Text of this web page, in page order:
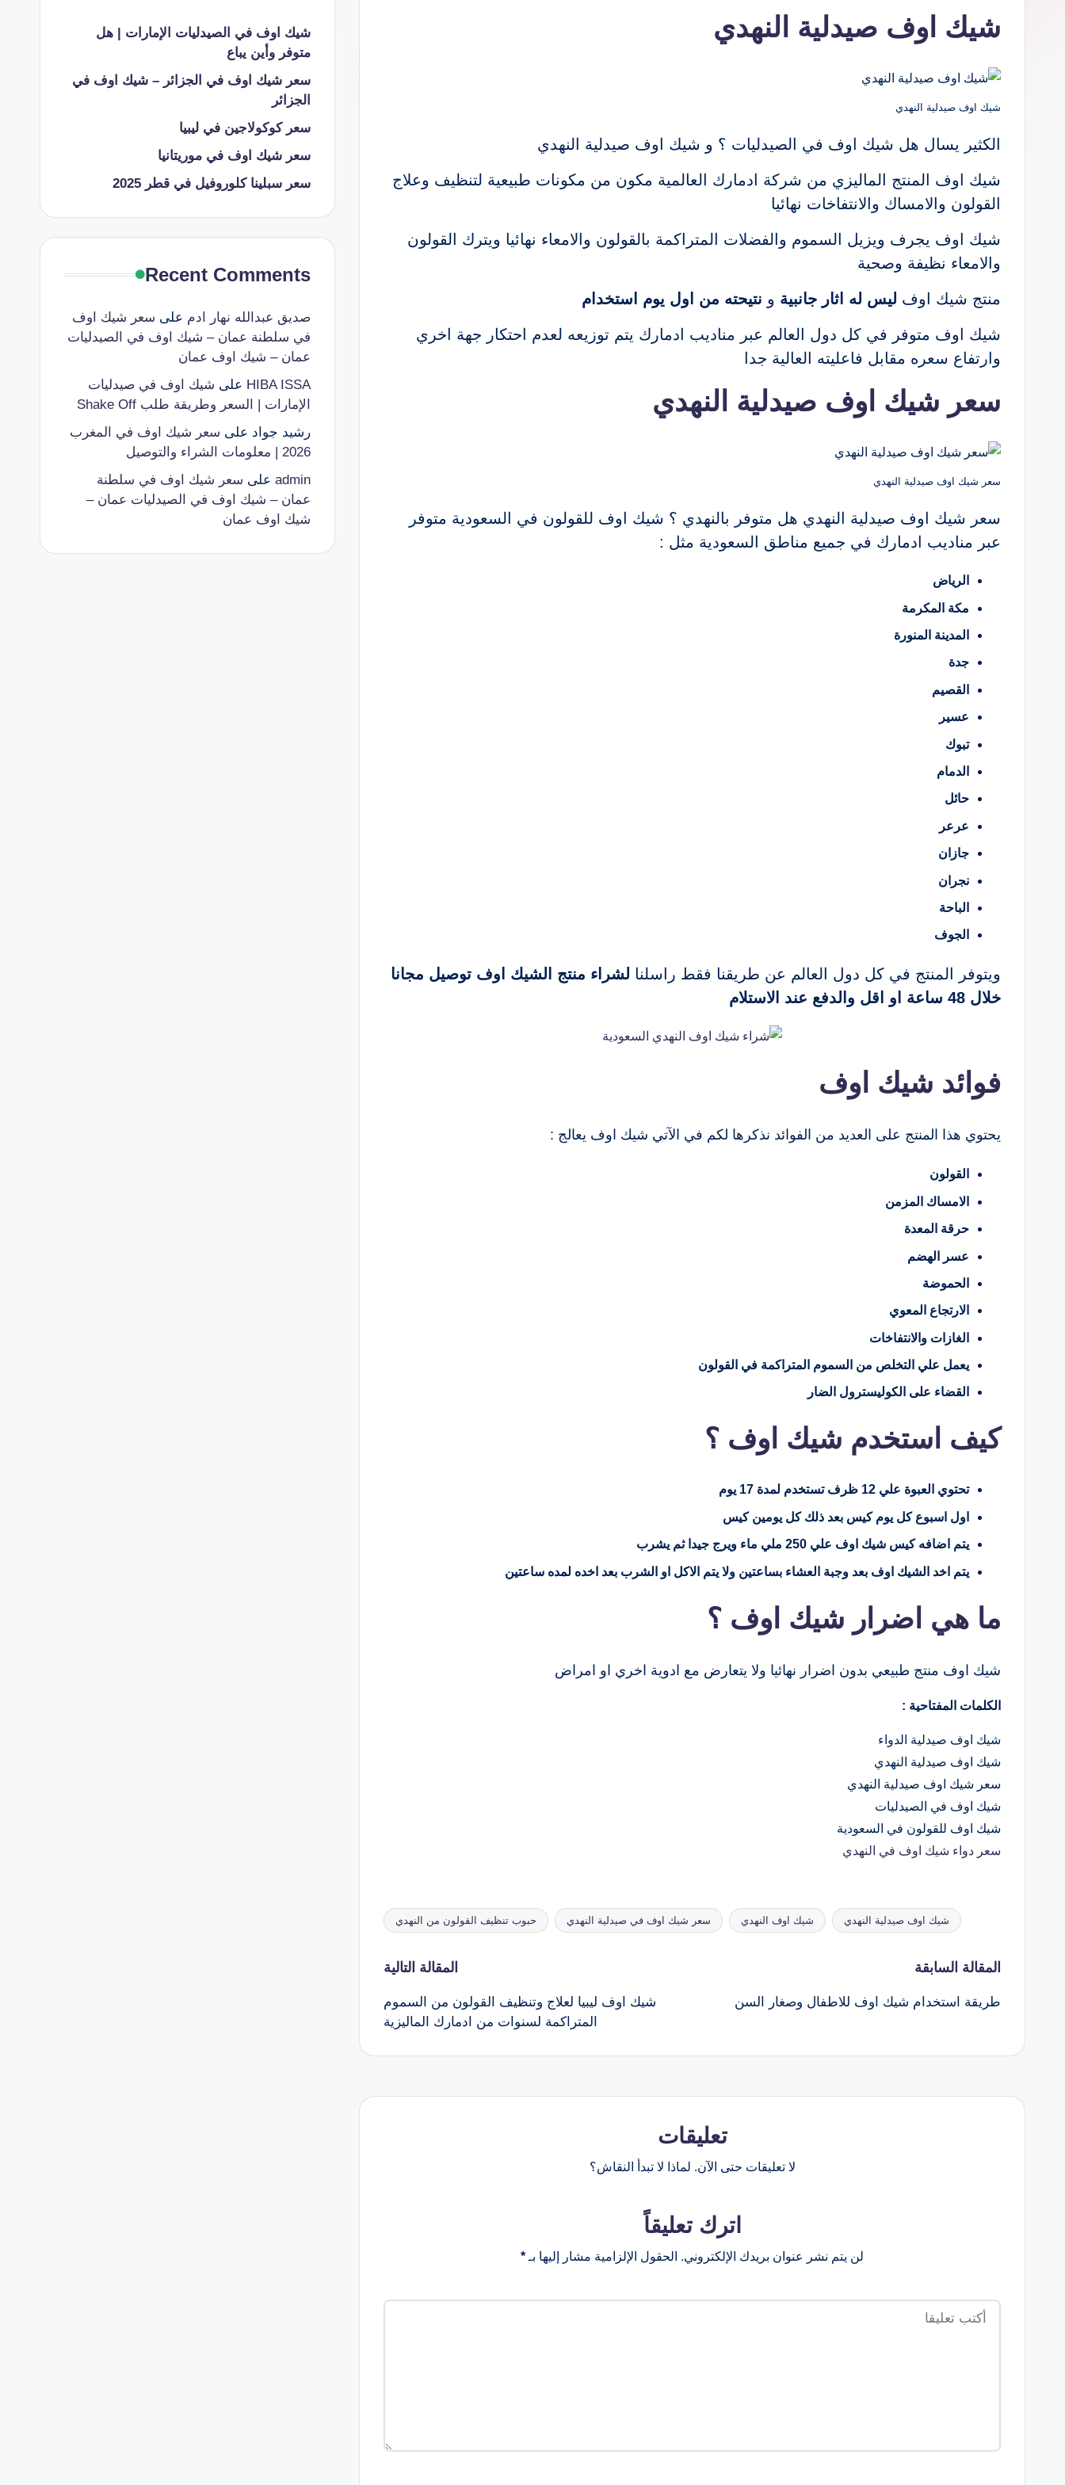
شيك اوف صيدلية النهدي
شيك اوف صيدلية النهدي
الكثير يسال هل شيك اوف في الصيدليات ؟ و شيك اوف صيدلية النهدي
شيك اوف المنتج الماليزي من شركة ادمارك العالمية مكون من مكونات طبيعية لتنظيف وعلاج
القولون والامساك والانتفاخات نهائيا
شيك اوف يجرف ويزيل السموم والفضلات المتراكمة بالقولون والامعاء نهائيا ويترك القولون
والامعاء نظيفة وصحية
منتج شيك اوف ليس له اثار جانبية و نتيحته من اول يوم استخدام
شيك اوف متوفر في كل دول العالم عبر مناديب ادمارك يتم توزيعه لعدم احتكار جهة اخري
وارتفاع سعره مقابل فاعليته العالية جدا
سعر شيك اوف صيدلية النهدي
سعر شيك اوف صيدلية النهدي
سعر شيك اوف صيدلية النهدي هل متوفر بالنهدي ؟ شيك اوف للقولون في السعودية متوفر
عبر مناديب ادمارك في جميع مناطق السعودية مثل :
الرياض
مكة المكرمة
المدينة المنورة
جدة
القصيم
عسير
تبوك
الدمام
حائل
عرعر
جازان
نجران
الباحة
الجوف
ويتوفر المنتج في كل دول العالم عن طريقنا فقط راسلنا لشراء منتج الشيك اوف توصيل مجانا
خلال 48 ساعة او اقل والدفع عند الاستلام
فوائد شيك اوف
يحتوي هذا المنتج على العديد من الفوائد نذكرها لكم في الآتي شيك اوف يعالج :
القولون
الامساك المزمن
حرقة المعدة
عسر الهضم
الحموضة
الارتجاع المعوي
الغازات والانتفاخات
يعمل علي التخلص من السموم المتراكمة في القولون
القضاء على الكوليسترول الضار
كيف استخدم شيك اوف ؟
تحتوي العبوة علي 12 ظرف تستخدم لمدة 17 يوم
اول اسبوع كل يوم كيس بعد ذلك كل يومين كيس
يتم اضافه كيس شيك اوف علي 250 ملي ماء ويرج جيدا ثم يشرب
يتم اخد الشيك اوف بعد وجبة العشاء بساعتين ولا يتم الاكل او الشرب بعد اخده لمده ساعتين
ما هي اضرار شيك اوف ؟
شيك اوف منتج طبيعي بدون اضرار نهائيا ولا يتعارض مع ادوية اخري او امراض
الكلمات المفتاحية :
شيك اوف صيدلية الدواء
شيك اوف صيدلية النهدي
سعر شيك اوف صيدلية النهدي
شيك اوف في الصيدليات
شيك اوف للقولون في السعودية
سعر دواء شيك اوف في النهدي
العلامات:
حبوب تنظيف القولون من النهدي سعر شيك اوف في صيدلية النهدي شيك اوف النهدي شيك اوف صيدلية النهدي
تصفّح
المقالات
المقالة السابقة
طريقة استخدام شيك اوف للاطفال وصغار السن
المقالة التالية
شيك اوف ليبيا لعلاج وتنظيف القولون من السموم
المتراكمة لسنوات من ادمارك الماليزية
تعليقات
لا تعليقات حتى الآن. لماذا لا تبدأ النقاش؟
اترك تعليقاً
لن يتم نشر عنوان بريدك الإلكتروني. الحقول الإلزامية مشار إليها بـ *
شيك اوف في الصيدليات الإمارات | هل
متوفر وأين يباع
سعر شيك اوف في الجزائر – شيك اوف في
الجزائر
سعر كوكولاجين في ليبيا
سعر شيك اوف في موريتانيا
سعر سبلينا كلوروفيل في قطر 2025
Recent Comments
صديق عبدالله نهار ادم على سعر شيك اوف
في سلطنة عمان – شيك اوف في الصيدليات
عمان – شيك اوف عمان
HIBA ISSA على شيك اوف في صيدليات
الإمارات | السعر وطريقة طلب Shake Off
رشيد جواد على سعر شيك اوف في المغرب
2026 | معلومات الشراء والتوصيل
adminعلى سعر شيك اوف في سلطنة
عمان – شيك اوف في الصيدليات عمان –
شيك اوف عمان